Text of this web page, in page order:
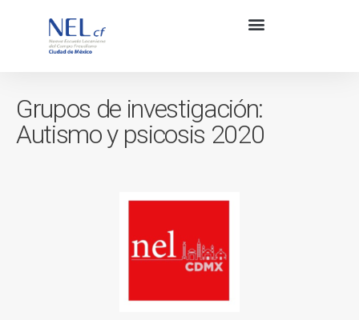
Grupos de investigación:
Autismo y psicosis 2020